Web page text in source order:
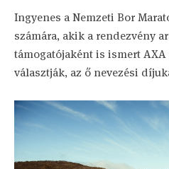
Ingyenes a Nemzeti Bor
számára, akik a rendezvény
támogatójaként is ismert
választják, az ő nevezési